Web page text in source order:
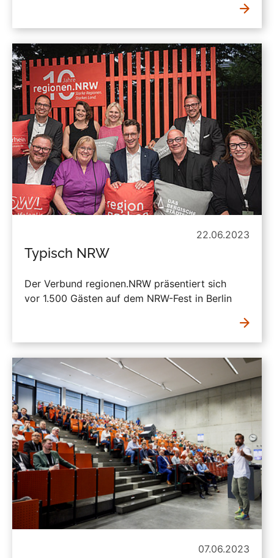
22.06.2023
Typisch NRW
Der Verbund regionen.NRW präsentiert sich
vor 1.500 Gästen auf dem NRW-Fest in Berlin
07.06.2023